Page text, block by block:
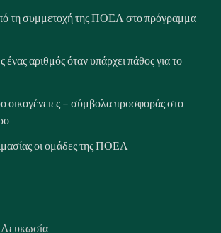
τη συμμετοχή της ΠΟΕΛ στο πρόγραμμα
ένας αριθμός όταν υπάρχει πάθος για το
– σύμβολα προσφοράς στο
οι ομάδες της ΠΟΕΛ